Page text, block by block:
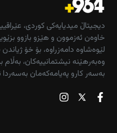
دیجیتاڵ میدیایەکی کوردی،
خاوەن ئەزموون و هێزو بازوو
لێوەشاوە دامەزراوە، بۆ خۆ
وەبەرهێنە نیشتمانییەکان،
بەسەر کارو پەیامەکەمان